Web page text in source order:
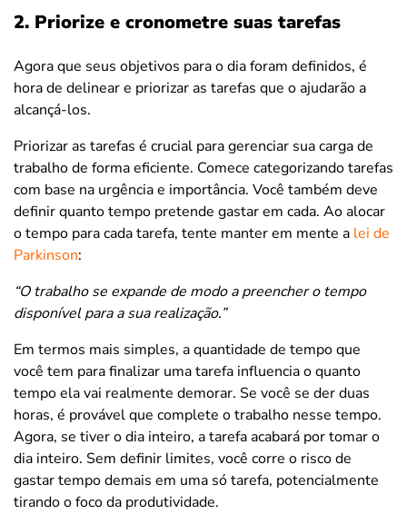
2. Priorize e cronometre suas tarefas
Agora que seus objetivos para o dia foram definidos, é
hora de delinear e priorizar as tarefas que o ajudarão a
alcançá-los.
Priorizar as tarefas é crucial para gerenciar sua carga de
trabalho de forma eficiente. Comece categorizando tarefas
com base na urgência e importância. Você também deve
definir quanto tempo pretende gastar em cada. Ao alocar
o tempo para cada tarefa, tente manter em mente a lei de
Parkinson:
“O trabalho se expande de modo a preencher o tempo
disponível para a sua realização.”
Em termos mais simples, a quantidade de tempo que
você tem para finalizar uma tarefa influencia o quanto
tempo ela vai realmente demorar. Se você se der duas
horas, é provável que complete o trabalho nesse tempo.
Agora, se tiver o dia inteiro, a tarefa acabará por tomar o
dia inteiro. Sem definir limites, você corre o risco de
gastar tempo demais em uma só tarefa, potencialmente
tirando o foco da produtividade.